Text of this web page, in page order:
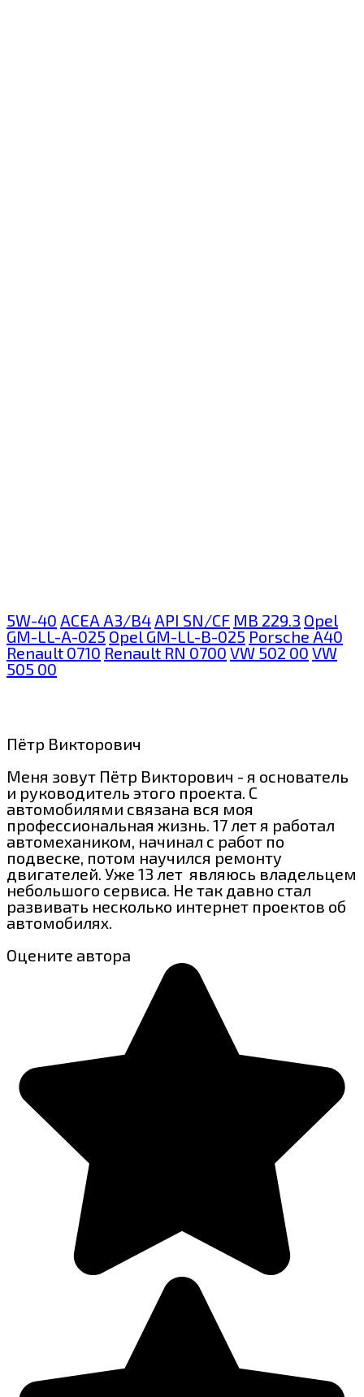
5W-40 ACEA A3/B4 API SN/CF MB 229.3 Opel
GM-LL-A-025 Opel GM-LL-B-025 Porsche A40
Renault 0710 Renault RN 0700 VW 502 00 VW
505 00
Пётр Викторович
Меня зовут Пётр Викторович - я основатель
и руководитель этого проекта. С
автомобилями связана вся моя
профессиональная жизнь. 17 лет я работал
автомехаником, начинал с работ по
подвеске, потом научился ремонту
двигателей. Уже 13 лет являюсь владельцем
небольшого сервиса. Не так давно стал
развивать несколько интернет проектов об
автомобилях.
Оцените автора